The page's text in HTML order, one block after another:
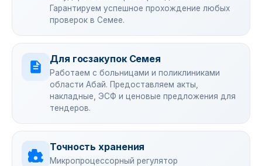
Гарантируем успешное прохождение любых
проверок в Семее.
Для госзакупок Семея
Работаем с больницами и поликлиниками
области Абай. Предоставляем акты,
накладные, ЭСФ и ценовые предложения для
тендеров.
Точность хранения
Микропроцессорный регулятор